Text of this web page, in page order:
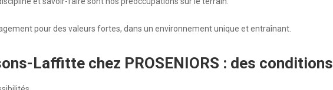
pour des valeurs fortes, dans un environnement unique et entraînant.
Laffitte chez PROSENIORS : des conditions